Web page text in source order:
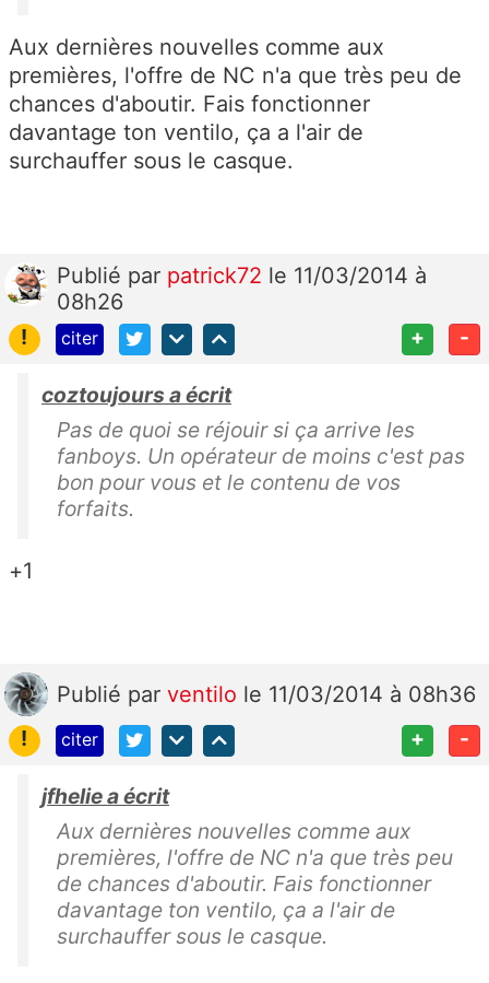
Aux dernières nouvelles comme aux
premières, l'offre de NC n'a que très peu de
chances d'aboutir. Fais fonctionner
davantage ton ventilo, ça a l'air de
surchauffer sous le casque.
Publié par patrick72 le 11/03/2014 à
08h26
!
citer + -
coztoujours a écrit
Pas de quoi se réjouir si ça arrive les
fanboys. Un opérateur de moins c'est pas
bon pour vous et le contenu de vos
forfaits.
+1
Publié par ventilo le 11/03/2014 à 08h36
!
citer + -
jfhelie a écrit
Aux dernières nouvelles comme aux
premières, l'offre de NC n'a que très peu
de chances d'aboutir. Fais fonctionner
davantage ton ventilo, ça a l'air de
surchauffer sous le casque.